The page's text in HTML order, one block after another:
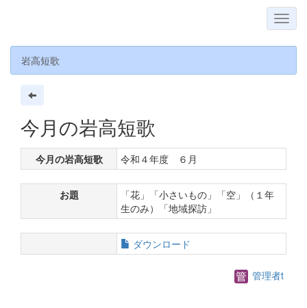
岩高短歌
今月の岩高短歌
今月の岩高短歌 令和４年度 ６月
お題
「花」「小さいもの」「空」（１年
生のみ）「地域探訪」
ダウンロード
管理者t